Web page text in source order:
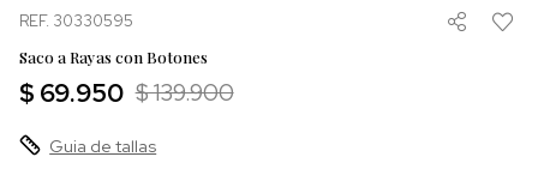
REF. 30330595
Saco a Rayas con Botones
$ 69.950 $ 139.900
Guia de tallas